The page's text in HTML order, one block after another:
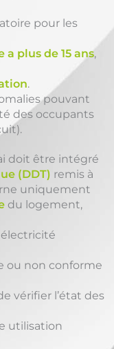
pour les
plus de 15 ans,
.
pouvant
des occupants
doit être intégré
(DDT) remis à
uniquement
du logement,
ou non conforme
vérifier l’état des
utilisation